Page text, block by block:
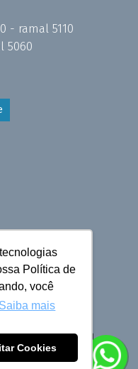
Política de
você
Saiba mais
Cookies
- ramal 5110
5060
2025 Cruzeiro do Sul